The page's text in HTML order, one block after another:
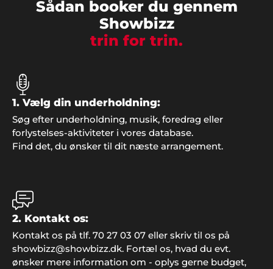
Knud Andersen, Faxe
"Det var en stor fornøjelse at finde underholdning
til vores reception hos Showbizz Danmark, hvor
Anne Jensen, Åbenrå
"Vi har gennem de sidste 5 år brugt Showbizz
Danmark til at finde underholdning til vores fester.
Sådan booker du gennem
Showbizz
trin for trin.
1. Vælg din underholdning:
Søg efter underholdning, musik, foredrag eller
forlystelses-aktiviteter i vores database.
Find det, du ønsker til dit næste arrangement.
2. Kontakt os:
Kontakt os på tlf. 70 27 03 07 eller skriv til os på
showbizz@showbizz.dk. Fortæl os, hvad du evt.
ønsker mere information om - oplys gerne budget,